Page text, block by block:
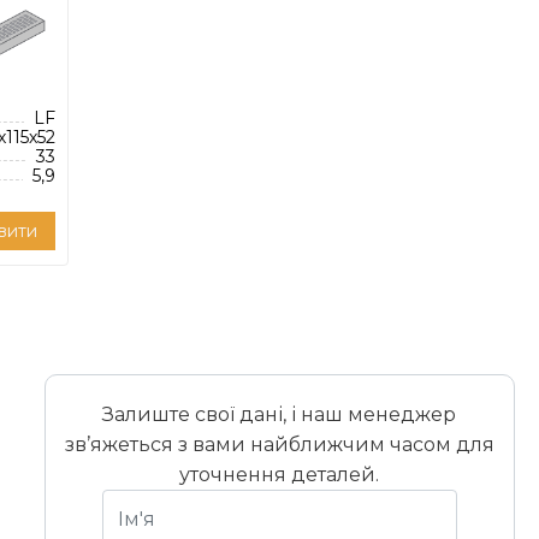
LF
33
5,9
Залиште свої дані, і наш менеджер
зв’яжеться з вами найближчим часом для
уточнення деталей.